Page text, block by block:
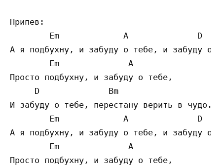
Припев:
Em             A              D
А я подбухну, и забуду о тебе, и забуду о
        Em              A
Просто подбухну, и забуду о тебе,
     D              Bm
И забуду о тебе, перестану верить в чудо.
Em             A              D
А я подбухну, и забуду о тебе, и забуду о
        Em              A
Просто подбухну, и забуду о тебе,